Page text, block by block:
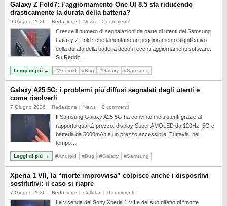
REALME
RUMORS
SAMSUNG
SICUREZZA
SOFTWARE
XIAOMI
Galaxy Z Fold7: l’aggiornamento One UI 8.5 sta riducendo
drasticamente la durata della batteria?
9 Giugno 2026 Redazione News 0 commenti
Cresce il numero di segnalazioni da parte di utenti del Samsung
Galaxy Z Fold7 che lamentano un peggioramento significativo
della durata della batteria dopo i recenti aggiornamenti software.
Su Reddit…
Leggi di più → #Android #Bug #Galaxy #Samsung
Galaxy A25 5G: i problemi più diffusi segnalati dagli utenti e
come risolverli
7 Giugno 2026 Redazione News 0 commenti
Il Samsung Galaxy A25 5G ha convinto molti utenti grazie al
rapporto qualità-prezzo: display Super AMOLED da 120Hz, 5G e
batteria da 5000mAh a un prezzo accessibile. Tuttavia, nel
tempo…
Leggi di più → #Android #Bug #Galaxy #Samsung
Xperia 1 VII, la “morte improvvisa” colpisce anche i dispositivi
sostitutivi: il caso si riapre
7 Giugno 2026 Redazione Cellulari 0 commenti
La vicenda del Sony Xperia 1 VII e del suo difetto di “morte